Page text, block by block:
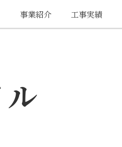
事業紹介 工事実績